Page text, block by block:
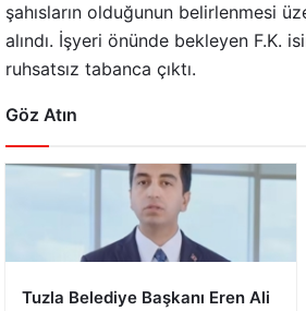
şahısların olduğunun belirlenmesi
alındı. İşyeri önünde bekleyen F.K.
ruhsatsız tabanca çıktı.
Göz Atın
Tuzla Belediye Başkanı Eren Ali